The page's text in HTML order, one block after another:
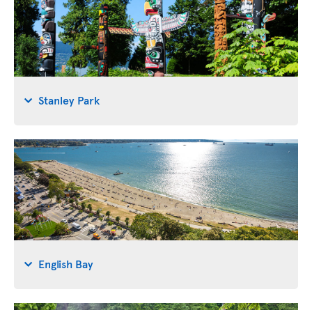
Stanley Park
English Bay